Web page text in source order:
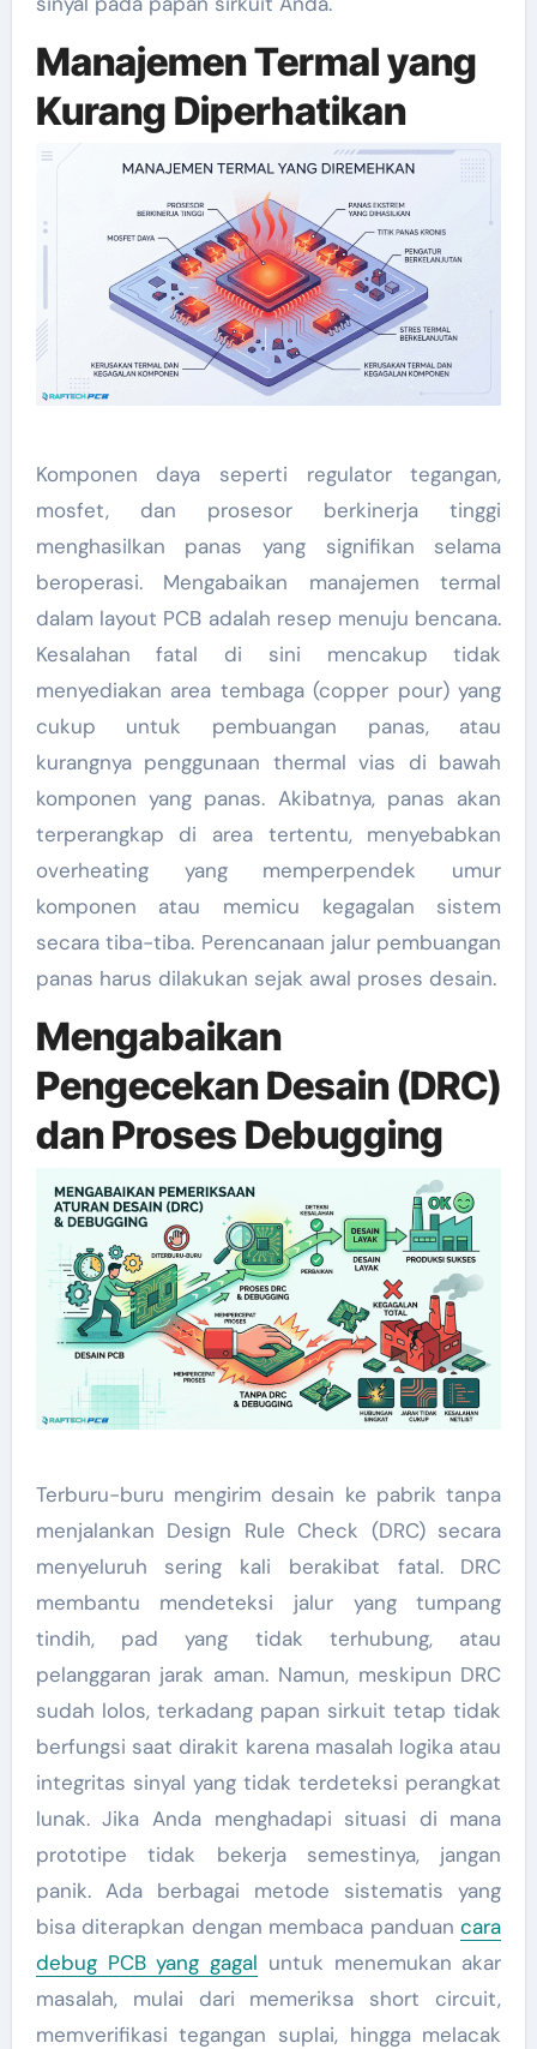
Manajemen Termal yang
Kurang Diperhatikan
Komponen daya seperti regulator tegangan,
mosfet, dan prosesor berkinerja tinggi
menghasilkan panas yang signifikan selama
beroperasi. Mengabaikan manajemen termal
dalam layout PCB adalah resep menuju bencana.
Kesalahan fatal di sini mencakup tidak
menyediakan area tembaga (copper pour) yang
cukup untuk pembuangan panas, atau
kurangnya penggunaan thermal vias di bawah
komponen yang panas. Akibatnya, panas akan
terperangkap di area tertentu, menyebabkan
overheating yang memperpendek umur
komponen atau memicu kegagalan sistem
secara tiba-tiba. Perencanaan jalur pembuangan
panas harus dilakukan sejak awal proses desain.
Mengabaikan
Pengecekan Desain (DRC)
dan Proses Debugging
Terburu-buru mengirim desain ke pabrik tanpa
menjalankan Design Rule Check (DRC) secara
menyeluruh sering kali berakibat fatal. DRC
membantu mendeteksi jalur yang tumpang
tindih, pad yang tidak terhubung, atau
pelanggaran jarak aman. Namun, meskipun DRC
sudah lolos, terkadang papan sirkuit tetap tidak
berfungsi saat dirakit karena masalah logika atau
integritas sinyal yang tidak terdeteksi perangkat
lunak. Jika Anda menghadapi situasi di mana
prototipe tidak bekerja semestinya, jangan
panik. Ada berbagai metode sistematis yang
bisa diterapkan dengan membaca panduancara
debug PCB yang gagal untuk menemukan akar
masalah, mulai dari memeriksa short circuit,
memverifikasi tegangan suplai, hingga melacak